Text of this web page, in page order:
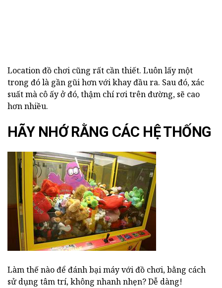
Location đồ chơi cũng rất cần thiết. Luôn lấy một
trong đó là gần gũi hơn với khay đầu ra. Sau đó, xác
suất mà cô ấy ở đó, thậm chí rơi trên đường, sẽ cao
hơn nhiều.
HÃY NHỚ RẰNG CÁC HỆ THỐNG
Làm thế nào để đánh bại máy với đồ chơi, bằng cách
sử dụng tâm trí, không nhanh nhẹn? Dễ dàng!